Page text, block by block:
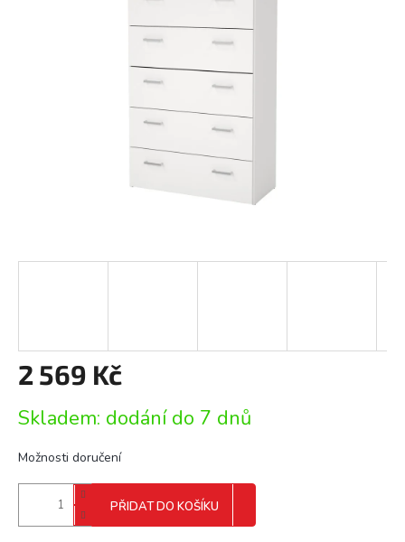
2 569 Kč
cena:
Skladem: dodání do 7 dnů
Možnosti doručení
PŘIDAT DO KOŠÍKU